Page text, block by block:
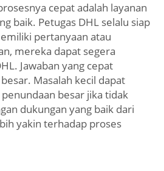
cepat adalah layanan
baik. Petugas DHL selalu siap
pertanyaan atau
mereka dapat segera
Jawaban yang cepat
Masalah kecil dapat
besar jika tidak
dukungan yang baik dari
yakin terhadap proses